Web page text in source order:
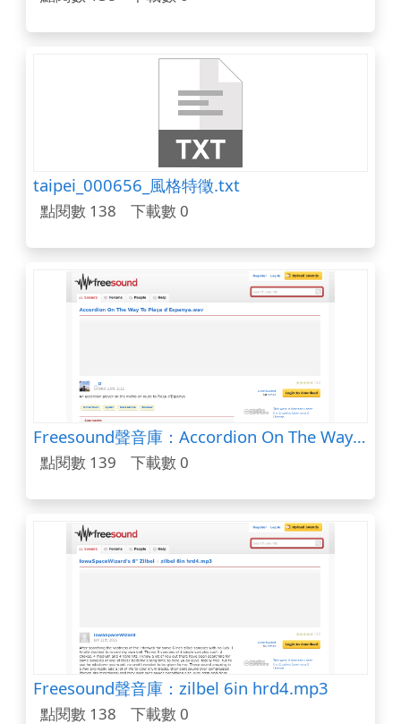
taipei_000656_風格特徵.txt
點閱數 138 下載數 0
Freesound聲音庫：Accordion On The Way To Plaรงa d'Espanya.wav
點閱數 139 下載數 0
Freesound聲音庫：zilbel 6in hrd4.mp3
點閱數 138 下載數 0